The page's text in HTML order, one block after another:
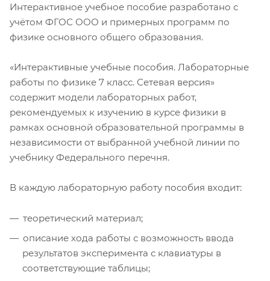
Интерактивное учебное пособие разработано с
учётом ФГОС ООО и примерных программ по
физике основного общего образования.
«Интерактивные учебные пособия. Лабораторные
работы по физике 7 класс. Сетевая версия»
содержит модели лабораторных работ,
рекомендуемых к изучению в курсе физики в
рамках основной образовательной программы в
независимости от выбранной учебной линии по
учебнику Федерального перечня.
В каждую лабораторную работу пособия входит:
теоретический материал;
описание хода работы с возможность ввода
результатов эксперимента с клавиатуры в
соответствующие таблицы;